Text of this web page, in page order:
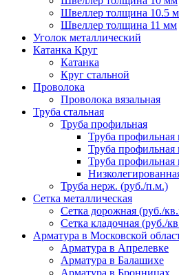
Швеллер толщина 10.5
Швеллер толщина 11 мм
Уголок металлический
Катанка Круг
Катанка
Круг стальной
Проволока
Проволока вязальная
Труба стальная
Труба профильная
Труба профильная
Труба профильная
Труба профильная
Труба нерж. (руб./п.м.)
Сетка металлическая
Сетка дорожная (руб./
Сетка кладочная (руб./
Арматура в Московской
Арматура в Апрелевке
Арматура в Балашихе
Арматура в Бронницах